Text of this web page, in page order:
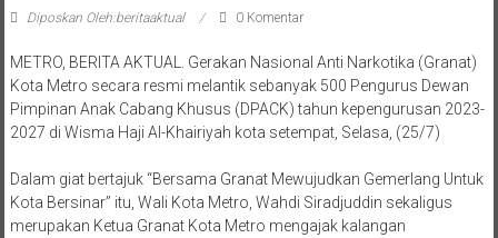
Diposkan Oleh:beritaaktual 0 Komentar
METRO, BERITA AKTUAL. Gerakan Nasional Anti Narkotika (Granat)
Kota Metro secara resmi melantik sebanyak 500 Pengurus Dewan
Pimpinan Anak Cabang Khusus (DPACK) tahun kepengurusan 2023-
2027 di Wisma Haji Al-Khairiyah kota setempat, Selasa, (25/7)
Dalam giat bertajuk “Bersama Granat Mewujudkan Gemerlang Untuk
Kota Bersinar” itu, Wali Kota Metro, Wahdi Siradjuddin sekaligus
merupakan Ketua Granat Kota Metro mengajak kalangan